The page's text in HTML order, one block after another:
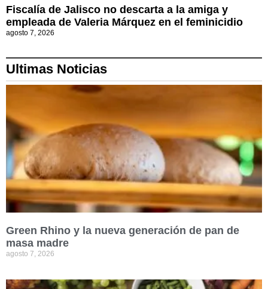
Fiscalía de Jalisco no descarta a la amiga y
empleada de Valeria Márquez en el feminicidio
agosto 7, 2026
Ultimas Noticias
Green Rhino y la nueva generación de pan de
masa madre
agosto 7, 2026